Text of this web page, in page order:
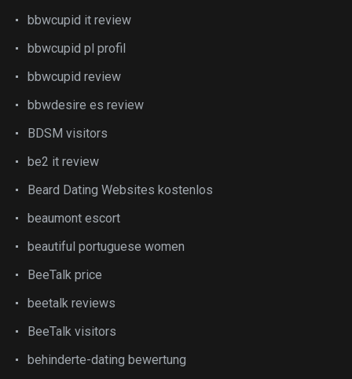
bbwcupid it review
bbwcupid pl profil
bbwcupid review
bbwdesire es review
BDSM visitors
be2 it review
Beard Dating Websites kostenlos
beaumont escort
beautiful portuguese women
BeeTalk price
beetalk reviews
BeeTalk visitors
behinderte-dating bewertung